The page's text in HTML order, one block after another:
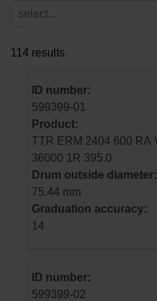
select...
114 results
ID number:
599399-01
Product:
TTR ERM 2404 600 RA V01 04 67 01 .. 14.0
36000 1R 395.0
Drum outside diameter:
75.44 mm
Graduation accuracy:
14
ID number:
599399-02